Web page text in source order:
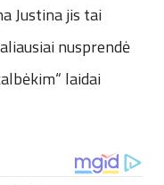
Justina jis tai
nusprendė
laidai